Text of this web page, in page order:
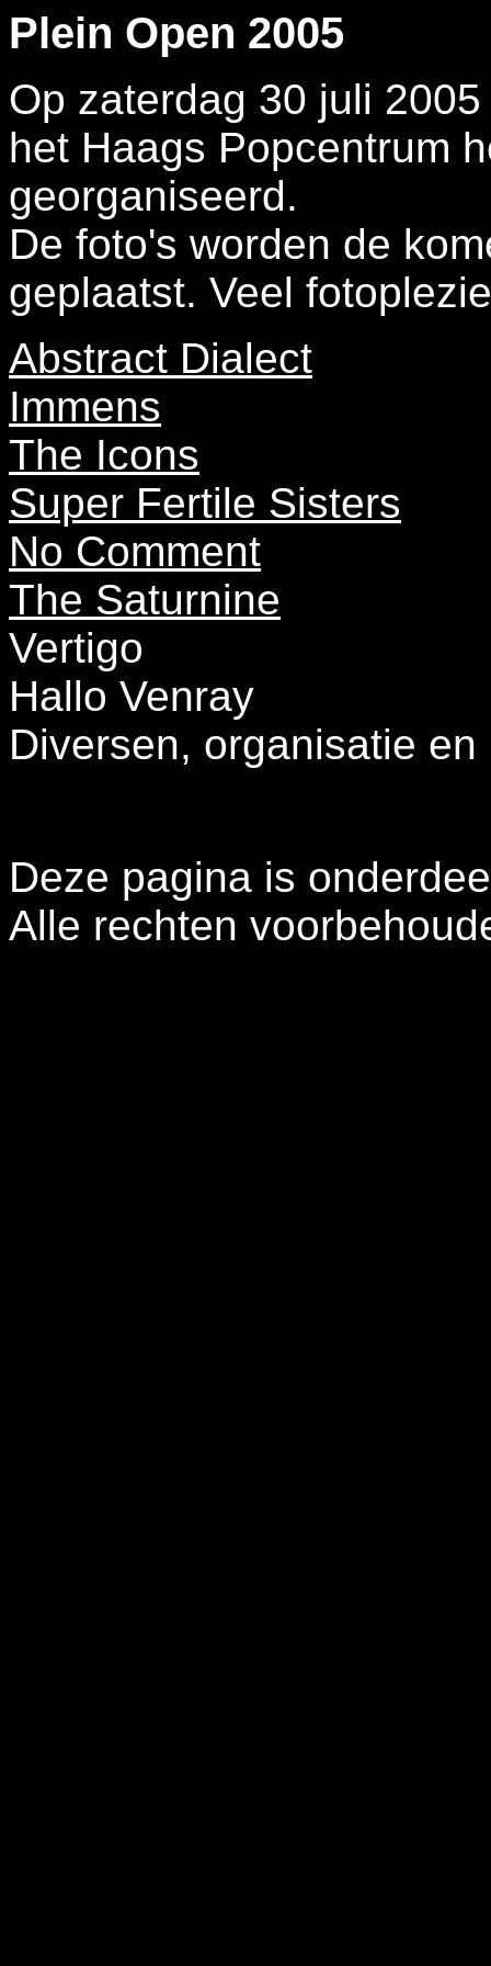
Plein Open 2005
Op zaterdag 30 juli
het Haags Popcentrum
georganiseerd.
De foto's worden de
geplaatst. Veel
Abstract Dialect
Immens
The Icons
Super Fertile Sisters
No Comment
The Saturnine
Vertigo
Hallo Venray
Diversen, organisatie en
Deze pagina is
Alle rechten